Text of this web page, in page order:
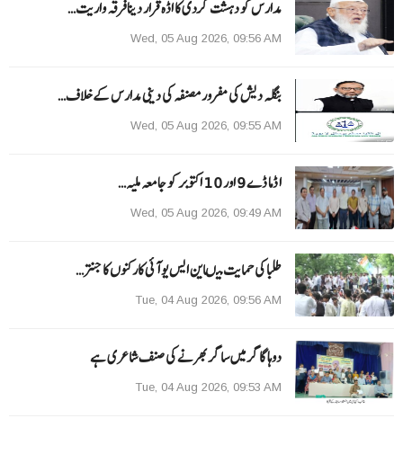
مدارس کو دہشت گردی کا اڈہ قرار دینا فرقہ واریت…
Wed, 05 Aug 2026, 09:56 AM
بنگلہ دیش کی مفرور مصنفہ کی دینی مدارس کے خلاف…
Wed, 05 Aug 2026, 09:55 AM
ا ڈما ڈے 9 اور 10 اکتوبر کو جامعہ ملیہ…
Wed, 05 Aug 2026, 09:49 AM
طلبا کی حمایت میںاین ایس یو آئی کارکنوں کا جنتر…
Tue, 04 Aug 2026, 09:56 AM
دوہا گاگر میں ساگر بھرنے کی صنف شاعری ہے
Tue, 04 Aug 2026, 09:53 AM